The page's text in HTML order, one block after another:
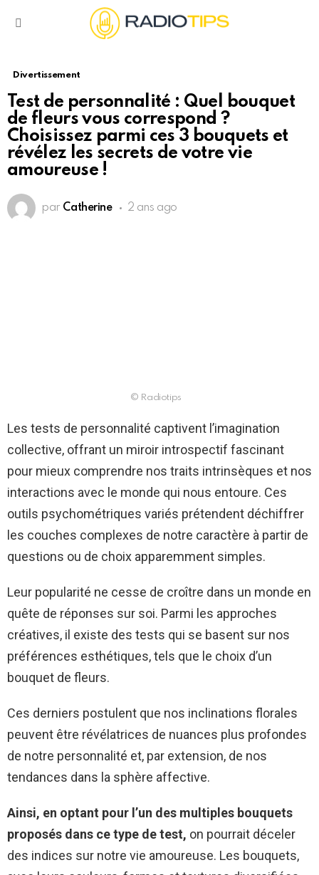
Divertissement
Test de personnalité : Quel bouquet
de fleurs vous correspond ?
Choisissez parmi ces 3 bouquets et
révélez les secrets de votre vie
amoureuse !
par Catherine 2 ans ago
© Radiotips
Les tests de personnalité captivent l’imagination
collective, offrant un miroir introspectif fascinant
pour mieux comprendre nos traits intrinsèques et nos
interactions avec le monde qui nous entoure. Ces
outils psychométriques variés prétendent déchiffrer
les couches complexes de notre caractère à partir de
questions ou de choix apparemment simples.
Leur popularité ne cesse de croître dans un monde en
quête de réponses sur soi. Parmi les approches
créatives, il existe des tests qui se basent sur nos
préférences esthétiques, tels que le choix d’un
bouquet de fleurs.
Ces derniers postulent que nos inclinations florales
peuvent être révélatrices de nuances plus profondes
de notre personnalité et, par extension, de nos
tendances dans la sphère affective.
Ainsi, en optant pour l’un des multiples bouquets
proposés dans ce type de test, on pourrait déceler
des indices sur notre vie amoureuse. Les bouquets,